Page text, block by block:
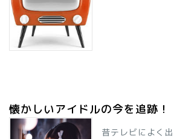
懐かしいアイドルの今を追跡！
昔テレビによく